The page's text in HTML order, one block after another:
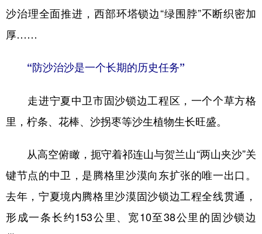
浙江 安徽 福建 江西
山东
广东 广西 海南
多语种频道
沙治理全面推进，西部环塔锁边“绿围脖”不断织密加
厚……
“防沙治沙是一个长期的历史任务”
走进宁夏中卫市固沙锁边工程区，一个个草方格
里，柠条、花棒、沙拐枣等沙生植物生长旺盛。
从高空俯瞰，扼守着祁连山与贺兰山“两山夹沙”关
键节点的中卫，是腾格里沙漠向东扩张的唯一出口。
去年，宁夏境内腾格里沙漠固沙锁边工程全线贯通，
形成一条长约153公里、宽10至38公里的固沙锁边